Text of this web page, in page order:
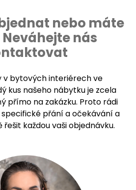
nebo máte
nás
v bytových interiérech ve
kus našeho nábytku je zcela
přímo na zakázku. Proto rádi
přání a očekávání a
každou vaši objednávku.